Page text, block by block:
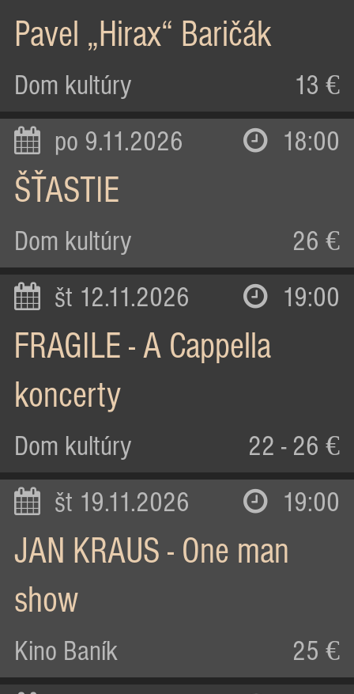
Pavel „Hirax“ Baričák
Dom kultúry 13 €
po 9.11.2026 18:00
ŠŤASTIE
Dom kultúry 26 €
št 12.11.2026 19:00
FRAGILE - A Cappella
koncerty
Dom kultúry 22 - 26 €
št 19.11.2026 19:00
JAN KRAUS - One man
show
Kino Baník 25 €